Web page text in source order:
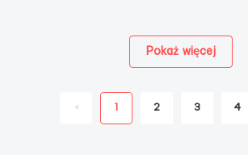
< 1 2 3 4
Pokaż więcej